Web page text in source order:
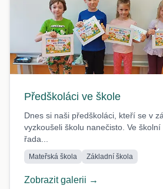
Předškoláci ve škole
Dnes si naši předškoláci, kteří se v
vyzkoušeli školu nanečisto. Ve
řada...
Mateřská škola Základní škola
Zobrazit galerii →